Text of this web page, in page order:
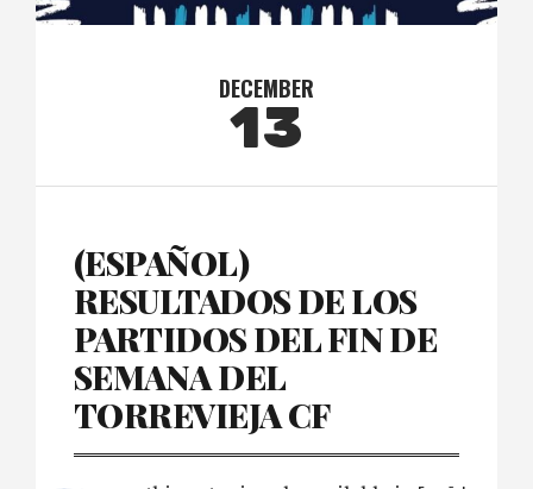
DECEMBER
13
(ESPAÑOL)
RESULTADOS DE LOS
PARTIDOS DEL FIN DE
SEMANA DEL
TORREVIEJA CF